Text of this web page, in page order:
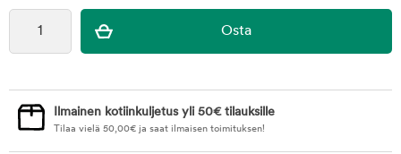
Ilmainen kotiinkuljetus yli 50€ tilauksille
Tilaa vielä 50,00€ ja saat ilmaisen toimituksen!